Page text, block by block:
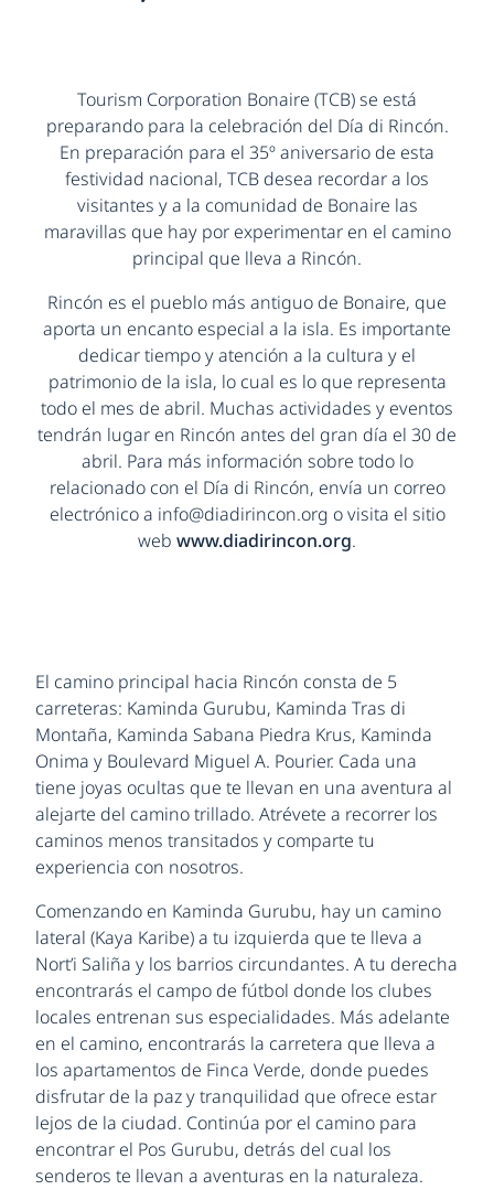
Tourism Corporation Bonaire (TCB) se está
preparando para la celebración del Día di Rincón.
En preparación para el 35º aniversario de esta
festividad nacional, TCB desea recordar a los
visitantes y a la comunidad de Bonaire las
maravillas que hay por experimentar en el camino
principal que lleva a Rincón.
Rincón es el pueblo más antiguo de Bonaire, que
aporta un encanto especial a la isla. Es importante
dedicar tiempo y atención a la cultura y el
patrimonio de la isla, lo cual es lo que representa
todo el mes de abril. Muchas actividades y eventos
tendrán lugar en Rincón antes del gran día el 30 de
abril. Para más información sobre todo lo
relacionado con el Día di Rincón, envía un correo
electrónico a info@diadirincon.org o visita el sitio
web www.diadirincon.org.
El camino principal hacia Rincón consta de 5
carreteras: Kaminda Gurubu, Kaminda Tras di
Montaña, Kaminda Sabana Piedra Krus, Kaminda
Onima y Boulevard Miguel A. Pourier. Cada una
tiene joyas ocultas que te llevan en una aventura al
alejarte del camino trillado. Atrévete a recorrer los
caminos menos transitados y comparte tu
experiencia con nosotros.
Comenzando en Kaminda Gurubu, hay un camino
lateral (Kaya Karibe) a tu izquierda que te lleva a
Nort’i Saliña y los barrios circundantes. A tu derecha
encontrarás el campo de fútbol donde los clubes
locales entrenan sus especialidades. Más adelante
en el camino, encontrarás la carretera que lleva a
los apartamentos de Finca Verde, donde puedes
disfrutar de la paz y tranquilidad que ofrece estar
lejos de la ciudad. Continúa por el camino para
encontrar el Pos Gurubu, detrás del cual los
senderos te llevan a aventuras en la naturaleza.